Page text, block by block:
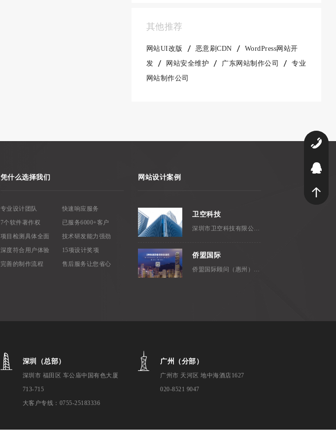
其他推荐
网站UI改版 恶意刷CDN
WordPress网站开
发
网站安全维护 广东网站制作公司
专业
网站制作公司
凭什么选择我们
专业设计团队
快速响应服务
7个软件著作权
已服务6000+客户
项目检测具体全面
技术研发能力强劲
深度符合用户体验
15项设计奖项
完善的制作流程
售后服务让您省心
网站设计案例
卫空科技
深圳市卫空科技有限公司，成立...
侨盟国际
侨盟国际顾问（惠州）有限公司是...
深圳（总部）
深圳市 福田区 车公庙中国有色大厦
713-715
大客户专线：0755-25183336
广州（分部）
广州市 天河区 地中海酒店1627
020-8521 9047